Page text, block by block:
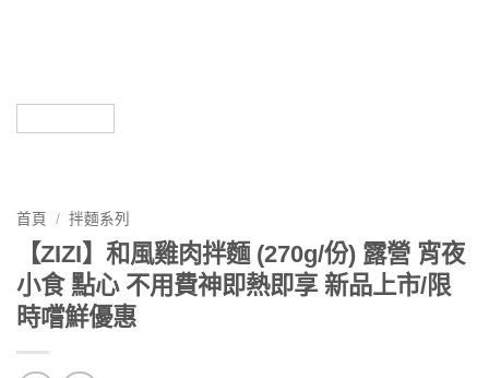
首頁 / 拌麵系列
【ZIZI】和風雞肉拌麵 (270g/份) 露營 宵夜
小食 點心 不用費神即熱即享 新品上市/限
時嚐鮮優惠